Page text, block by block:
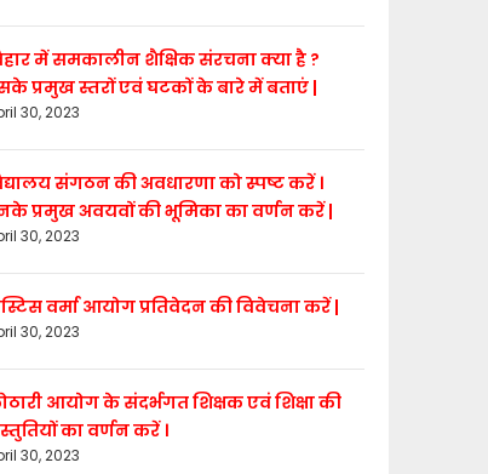
में समकालीन शैक्षिक संरचना क्या है ?
प्रमुख स्तरों एवं घटकों के बारे में बताएं |
30, 2023
संगठन की अवधारणा को स्पष्ट करें ।
प्रमुख अवयवों की भूमिका का वर्णन करें |
30, 2023
वर्मा आयोग प्रतिवेदन की विवेचना करें |
30, 2023
आयोग के संदर्भगत शिक्षक एवं शिक्षा की
का वर्णन करें ।
30, 2023